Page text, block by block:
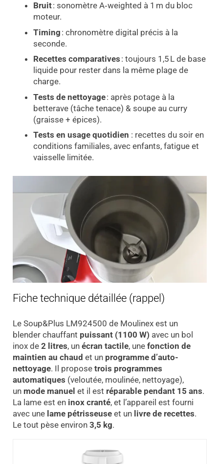
Bruit: sonomètre A‑weighted à 1 m du bloc
moteur.
Timing : chronomètre digital précis à la
seconde.
Recettes comparatives : toujours 1,5 L de base
liquide pour rester dans la même plage de
charge.
Tests de nettoyage: après potage à la
betterave (tâche tenace) & soupe au curry
(graisse + épices).
Tests en usage quotidien : recettes du soir en
conditions familiales, avec enfants, fatigue et
vaisselle limitée.
Fiche technique détaillée (rappel)
Le Soup&Plus LM924500 de Moulinex est un
blender chauffant puissant (1100 W) avec un bol
inox de 2 litres, un écran tactile, une fonction de
maintien au chaud et un programme d’auto-
nettoyage. Il propose trois programmes
automatiques (veloutée, moulinée, nettoyage),
un mode manuel et il est réparable pendant 15 ans.
La lame est en inox cranté, et l’appareil est fourni
avec une lame pétrisseuseet un livre de recettes.
Le tout pèse environ 3,5 kg.